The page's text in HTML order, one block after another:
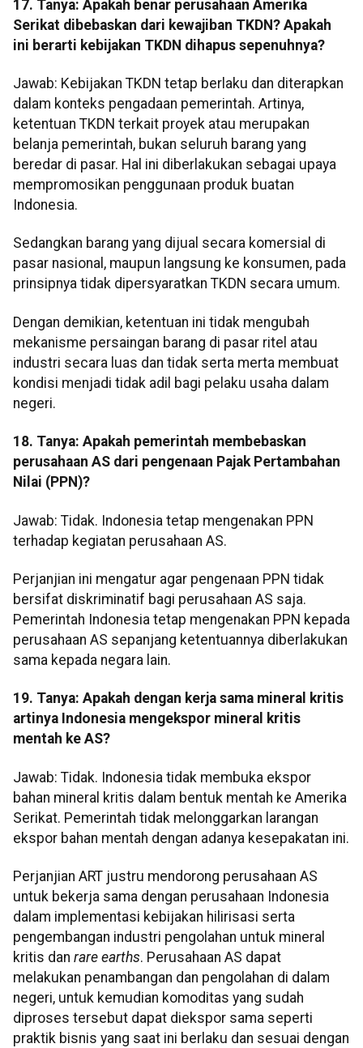
17. Tanya: Apakah benar perusahaan Amerika
Serikat dibebaskan dari kewajiban TKDN? Apakah
ini berarti kebijakan TKDN dihapus sepenuhnya?
Jawab: Kebijakan TKDN tetap berlaku dan diterapkan
dalam konteks pengadaan pemerintah. Artinya,
ketentuan TKDN terkait proyek atau merupakan
belanja pemerintah, bukan seluruh barang yang
beredar di pasar. Hal ini diberlakukan sebagai upaya
mempromosikan penggunaan produk buatan
Indonesia.
Sedangkan barang yang dijual secara komersial di
pasar nasional, maupun langsung ke konsumen, pada
prinsipnya tidak dipersyaratkan TKDN secara umum.
Dengan demikian, ketentuan ini tidak mengubah
mekanisme persaingan barang di pasar ritel atau
industri secara luas dan tidak serta merta membuat
kondisi menjadi tidak adil bagi pelaku usaha dalam
negeri.
18. Tanya: Apakah pemerintah membebaskan
perusahaan AS dari pengenaan Pajak Pertambahan
Nilai (PPN)?
Jawab: Tidak. Indonesia tetap mengenakan PPN
terhadap kegiatan perusahaan AS.
Perjanjian ini mengatur agar pengenaan PPN tidak
bersifat diskriminatif bagi perusahaan AS saja.
Pemerintah Indonesia tetap mengenakan PPN kepada
perusahaan AS sepanjang ketentuannya diberlakukan
sama kepada negara lain.
19. Tanya: Apakah dengan kerja sama mineral kritis
artinya Indonesia mengekspor mineral kritis
mentah ke AS?
Jawab: Tidak. Indonesia tidak membuka ekspor
bahan mineral kritis dalam bentuk mentah ke Amerika
Serikat. Pemerintah tidak melonggarkan larangan
ekspor bahan mentah dengan adanya kesepakatan ini.
Perjanjian ART justru mendorong perusahaan AS
untuk bekerja sama dengan perusahaan Indonesia
dalam implementasi kebijakan hilirisasi serta
pengembangan industri pengolahan untuk mineral
kritis dan rare earths. Perusahaan AS dapat
melakukan penambangan dan pengolahan di dalam
negeri, untuk kemudian komoditas yang sudah
diproses tersebut dapat diekspor sama seperti
praktik bisnis yang saat ini berlaku dan sesuai dengan